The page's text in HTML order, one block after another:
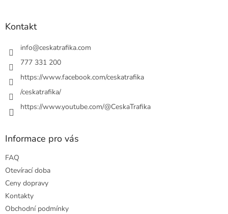
Kontakt
info@ceskatrafika.com
777 331 200
https://www.facebook.com/ceskatrafika
/ceskatrafika/
https://www.youtube.com/@CeskaTrafika
Informace pro vás
FAQ
Otevírací doba
Ceny dopravy
Kontakty
Obchodní podmínky